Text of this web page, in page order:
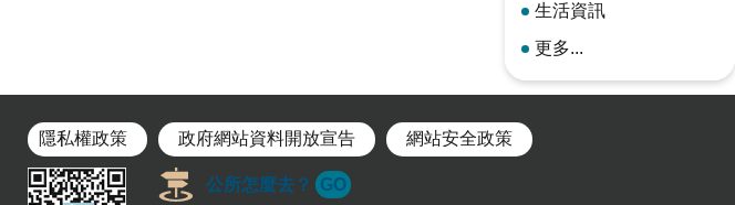
生活資訊
更多...
隱私權政策 政府網站資料開放宣告 網站安全政策
公所怎麼去？ GO